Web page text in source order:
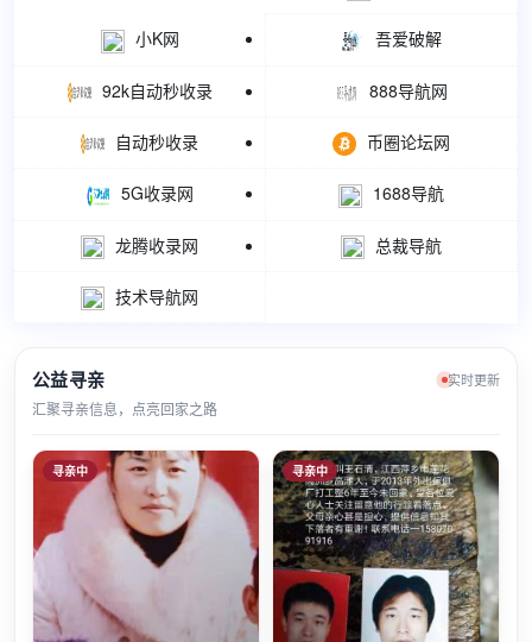
小K网 吾爱破解
92k自动秒收录 888导航网
自动秒收录 币圈论坛网
5G收录网 1688导航
龙腾收录网 总裁导航
技术导航网
公益寻亲 实时更新
汇聚寻亲信息，点亮回家之路
寻亲中 寻亲中